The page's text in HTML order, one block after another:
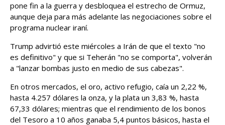
pone fin a la guerra y desbloquea el estrecho de Ormuz,
aunque deja para más adelante las negociaciones sobre el
programa nuclear iraní.
Trump advirtió este miércoles a Irán de que el texto "no
es definitivo" y que si Teherán "no se comporta", volverán
a "lanzar bombas justo en medio de sus cabezas".
En otros mercados, el oro, activo refugio, caía un 2,22 %,
hasta 4.257 dólares la onza, y la plata un 3,83 %, hasta
67,33 dólares; mientras que el rendimiento de los bonos
del Tesoro a 10 años ganaba 5,4 puntos básicos, hasta el